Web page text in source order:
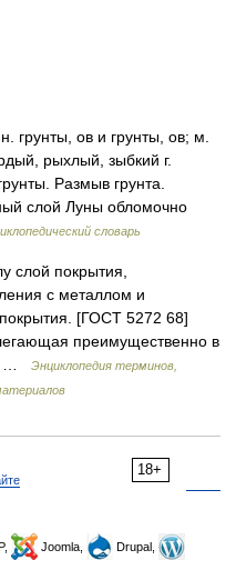
грунты, ов и грунты, ов; м.
рыхлый, зыбкий г.
Размыв грунта.
слой Луны обломочно
словарь
слой покрытия,
с металлом и
[ГОСТ 5272 68]
преимущественно в
…
Энциклопедия терминов,
18+
Joomla,
Drupal,